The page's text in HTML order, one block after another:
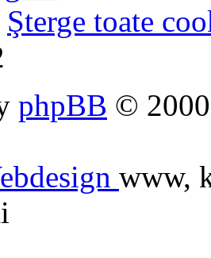
Şterge toate
phpBB ©
www,